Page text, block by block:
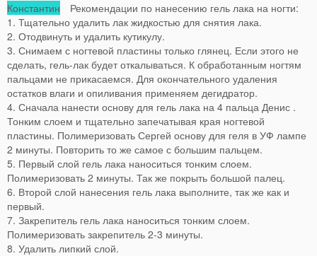
Константин Рекомендации по нанесению гель лака на ногти:
1. Тщательно удалить лак жидкостью для снятия лака.
2. Отодвинуть и удалить кутикулу.
3. Снимаем с ногтевой пластины только глянец. Если этого не
сделать, гель-лак будет откалываться. К обработанным ногтям
пальцами не прикасаемся. Для окончательного удаления
остатков влаги и опиливания применяем дегидратор.
4. Сначала нанести основу для гель лака на 4 пальца Денис .
Тонким слоем и тщательно запечатывая края ногтевой
пластины. Полимеризовать Сергей основу для геля в УФ лампе
2 минуты. Повторить то же самое с большим пальцем.
5. Первый слой гель лака наноситься тонким слоем.
Полимеризовать 2 минуты. Так же покрыть большой палец.
6. Второй слой нанесения гель лака выполните, так же как и
первый.
7. Закрепитель гель лака наноситься тонким слоем.
Полимеризовать закрепитель 2-3 минуты.
8. Удалить липкий слой.